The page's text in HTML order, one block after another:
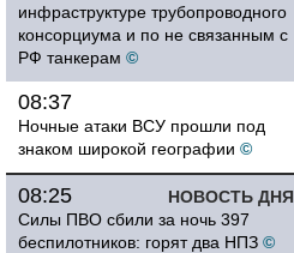
инфраструктуре трубопроводного
консорциума и по не связанным с
РФ танкерам ©
08:37
Ночные атаки ВСУ прошли под
знаком широкой географии ©
НОВОСТЬ ДНЯ
08:25
Силы ПВО сбили за ночь 397
беспилотников: горят два НПЗ ©